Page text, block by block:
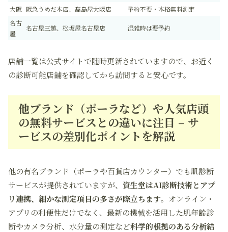
大阪 阪急うめだ本店、髙島屋大阪店
予約不要・本格無料測定
名古
屋
名古屋三越、松坂屋名古屋店 混雑時は要予約
店舗一覧は公式サイトで随時更新されていますので、お近く
の診断可能店舗を確認してから訪問すると安心です。
他ブランド（ポーラなど）や人気店頭
の無料サービスとの違いに注目 – サ
ービスの差別化ポイントを解説
他の有名ブランド（ポーラや百貨店カウンター）でも肌診断
サービスが提供されていますが、 資生堂はAI診断技術とアプ
リ連携、細かな測定項目の多さが際立ちます。オンライン・
アプリの利便性だけでなく、最新の機械を活用した肌年齢診
断やカメラ分析、水分量の測定など科学的根拠のある分析結